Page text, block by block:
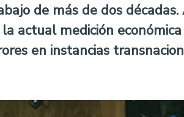
de más de dos
actual medición
en instancias